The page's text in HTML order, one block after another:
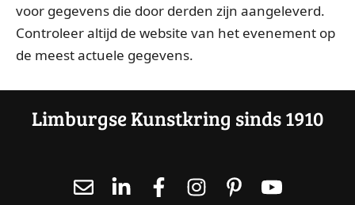
voor gegevens die door derden zijn aangeleverd.
Controleer altijd de website van het evenement op
de meest actuele gegevens.
Limburgse Kunstkring sinds 1910